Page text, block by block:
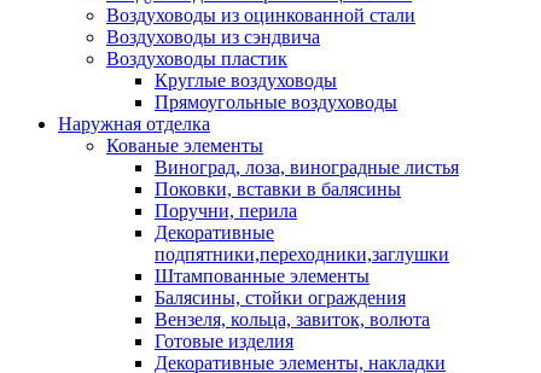
Воздуховоды из оцинкованной стали
Воздуховоды из сэндвича
Воздуховоды пластик
Круглые воздуховоды
Прямоугольные воздуховоды
Наружная отделка
Кованые элементы
Виноград, лоза, виноградные листья
Поковки, вставки в балясины
Поручни, перила
Декоративные
подпятники,переходники,заглушки
Штампованные элементы
Балясины, стойки ограждения
Вензеля, кольца, завиток, волюта
Готовые изделия
Декоративные элементы, накладки